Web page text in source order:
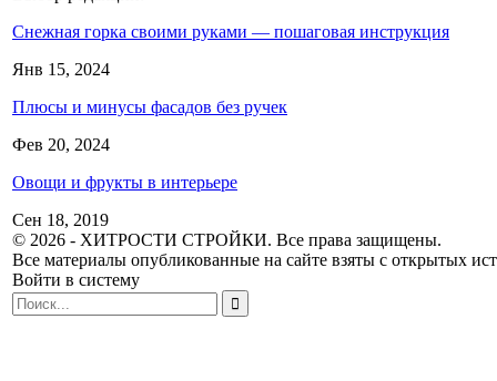
Снежная горка своими руками — пошаговая инструкция
Янв 15, 2024
Плюсы и минусы фасадов без ручек
Фев 20, 2024
Овощи и фрукты в интерьере
Сен 18, 2019
© 2026 - ХИТРОСТИ СТРОЙКИ. Все права защищены.
Все материалы опубликованные на сайте взяты с открытых
Войти в систему